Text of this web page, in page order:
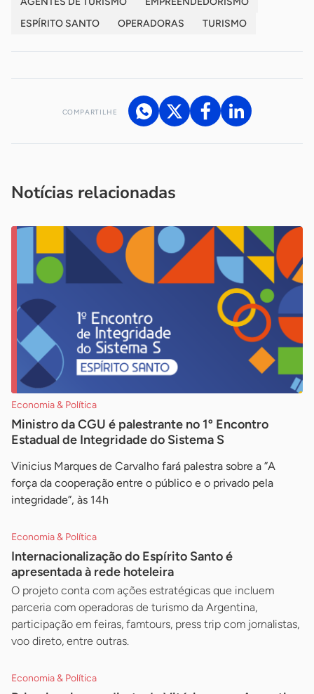
ESPÍRITO SANTO
OPERADORAS TURISMO
COMPARTILHE
Notícias relacionadas
Economia & Política
Ministro da CGU é palestrante no 1º Encontro
Estadual de Integridade do Sistema S
Vinicius Marques de Carvalho fará palestra sobre a ”A
força da cooperação entre o público e o privado pela
integridade”, às 14h
Economia & Política
Internacionalização do Espírito Santo é
apresentada à rede hoteleira
O projeto conta com ações estratégicas que incluem
parceria com operadoras de turismo da Argentina,
participação em feiras, famtours, press trip com jornalistas,
voo direto, entre outras.
Economia & Política